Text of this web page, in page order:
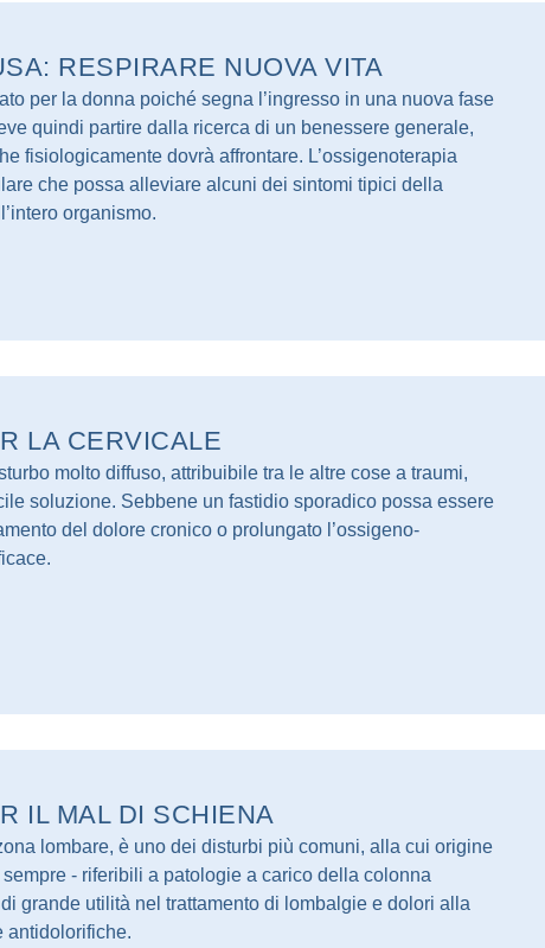
RESPIRARE NUOVA VITA
per la donna poiché segna l’ingresso in una nuova fase
quindi partire dalla ricerca di un benessere generale,
fisiologicamente dovrà affrontare. L’ossigenoterapia
che possa alleviare alcuni dei sintomi tipici della
organismo.
LA CERVICALE
molto diffuso, attribuibile tra le altre cose a traumi,
soluzione. Sebbene un fastidio sporadico possa essere
del dolore cronico o prolungato l’ossigeno-
IL MAL DI SCHIENA
lombare, è uno dei disturbi più comuni, alla cui origine
- riferibili a patologie a carico della colonna
grande utilità nel trattamento di lombalgie e dolori alla
antidolorifiche.